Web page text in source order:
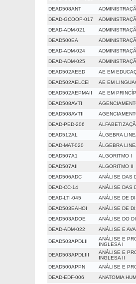
DEAD508ANT
DEAD-GCOOP-017
DEAD-ADM-021
DEAD500EA
DEAD-ADM-024
DEAD-ADM-025
DEAD502AEED
AE EM
DEAD502AELCEI
AE EM
DEAD502AEPMAII
AE EM
DEAD508AVTI
DEAD508AVTII
DEAD-PED-206
DEAD512AL
ÁLGEBRA
DEAD-MAT-020
ÁLGEBRA
DEAD507A1
ALGORITMO I
DEAD507AII
ALGORITMO II
DEAD506ADC
ANÁLISE DAS
DEAD-CC-14
ANÁLISE DAS
DEAD-LTI-045
ANÁLISE DE
DEAD503EAHOI
ANÁLISE DE
DEAD503ADOE
ANÁLISE DO
DEAD-ADM-022
ANÁLISE E
DEAD503APDLII
ANÁLISE E
INGLESA I
DEAD503APDLIII
ANÁLISE E
INGLESA II
DEAD500APPN
ANÁLISE E
DEAD-EDF-006
ANATOMIA